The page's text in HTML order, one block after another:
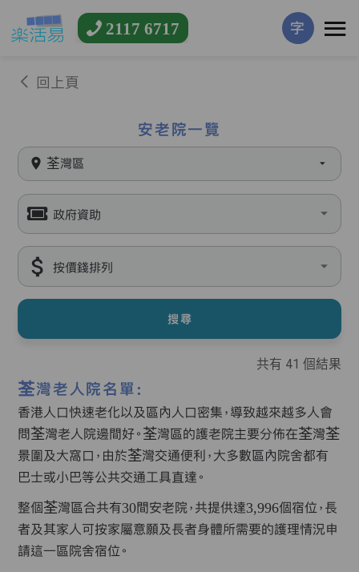
2117 6717 字
回上頁
安老院一覽
荃灣區
政府資助
按價錢排列
搜尋
共有 41 個結果
荃灣老人院名單:
香港人口快速老化以及區內人口密集，導致越來越多人會
問荃灣老人院邊間好。荃灣區的護老院主要分佈在荃灣荃
景圍及大窩口，由於荃灣交通便利，大多數區內院舍都有
巴士或小巴等公共交通工具直達。
整個荃灣區合共有30間安老院，共提供達3,996個宿位，長
者及其家人可按家屬意願及長者身體所需要的護理情況申
請這一區院舍宿位。